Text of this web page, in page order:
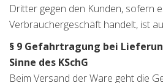
Dritter gegen den Kunden, sofern
Verbrauchergeschäft handelt, ist
§ 9 Gefahrtragung bei
Sinne des KSchG
Beim Versand der Ware geht die